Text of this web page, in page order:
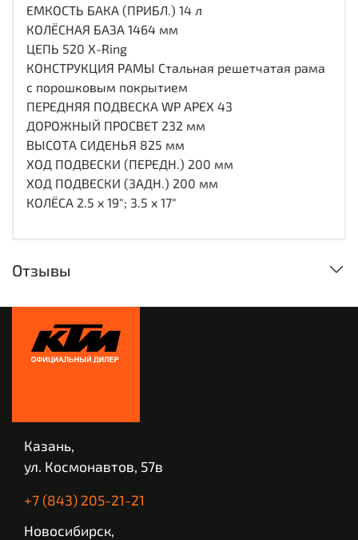
ЕМКОСТЬ БАКА (ПРИБЛ.) 14 л
КОЛЁСНАЯ БАЗА 1464 мм
ЦЕПЬ 520 X-Ring
КОНСТРУКЦИЯ РАМЫ Стальная решетчатая рама
с порошковым покрытием
ПЕРЕДНЯЯ ПОДВЕСКА WP APEX 43
ДОРОЖНЫЙ ПРОСВЕТ 232 мм
ВЫСОТА СИДЕНЬЯ 825 мм
ХОД ПОДВЕСКИ (ПЕРЕДН.) 200 мм
ХОД ПОДВЕСКИ (ЗАДН.) 200 мм
КОЛЁСА 2.5 x 19"; 3.5 x 17"
Отзывы
Казань,
ул. Космонавтов, 57в
+7 (843) 205-21-21
Новосибирск,